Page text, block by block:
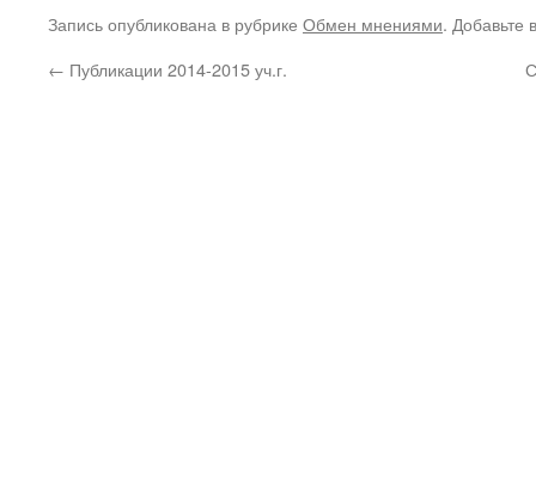
Запись опубликована в рубрике Обмен мнениями. Добавьте
← Публикации 2014-2015 уч.г.